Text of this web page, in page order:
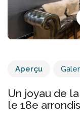
Aperçu
Un joyau de
le 18e